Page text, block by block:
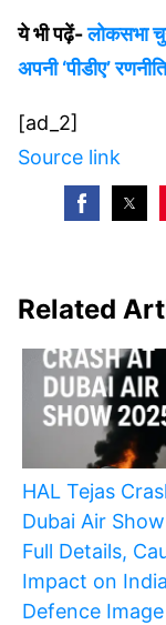
ये भी पढ़ें-लोकसभा
अपनी ‘पीडीए’
[ad_2]
Source link
Related
HAL Tejas
Dubai Air
Full Details,
Impact on
Defence Image